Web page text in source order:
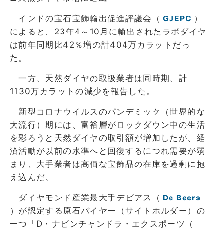
インドの宝石宝飾輸出促進評議会（ GJEPC ）
によると、23年4～10月に輸出されたラボダイヤ
は前年同期比42％増の計404万カラットだっ
た。
一方、天然ダイヤの取扱業者は同時期、計
1130万カラットの減少を報告した。
新型コロナウイルスのパンデミック（世界的な
大流行）期には、富裕層がロックダウン中の生活
を彩ろうと天然ダイヤの取引額が増加したが、経
済活動が以前の水準へと回復するにつれ需要が弱
まり、大手業者は高価な宝飾品の在庫を過剰に抱
え込んだ。
ダイヤモンド産業最大手デビアス（ De Beers
）が認定する原石バイヤー（サイトホルダー）の
一つ「D・ナビンチャンドラ・エクスポーツ（